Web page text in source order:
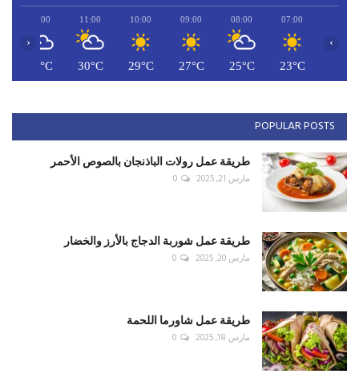
07:00
23°C
08:00
25°C
09:00
27°C
10:00
29°C
11:00
30°C
12:00
31°C
‹ ›
POPULAR POSTS
طريقة عمل رولات الباذنجان بالصوص الأحمر
مارس 21, 2025 0
طريقة عمل شوربة الدجاج بالأرز والخضار
مارس 20, 2025 0
طريقة عمل شاورما اللحمة
مارس 18, 2025 0